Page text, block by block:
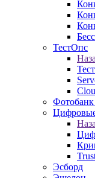
ТестОпс
Эсборд